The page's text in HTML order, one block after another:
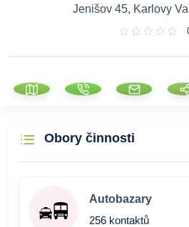
Jenišov 45, Karlovy
Obory činnosti
Autobazary
256 kontaktů